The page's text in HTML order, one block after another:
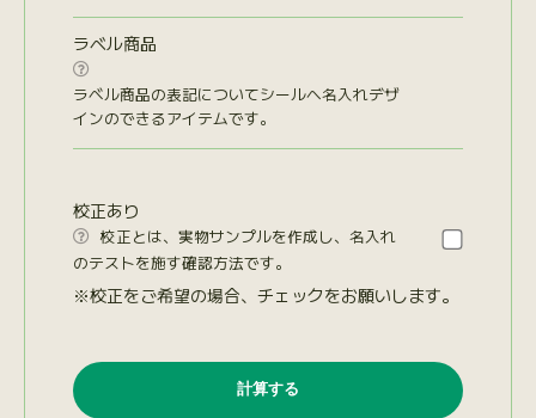
ラベル商品

ラベル商品の表記についてシールへ名入れデザ
インのできるアイテムです。
校正あり

校正とは、実物サンプルを作成し、名入れ
のテストを施す確認方法です。
※校正をご希望の場合、チェックをお願いします。